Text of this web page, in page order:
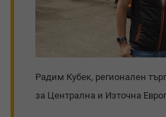
Радим Кубек, регионален
за Централна и Източна